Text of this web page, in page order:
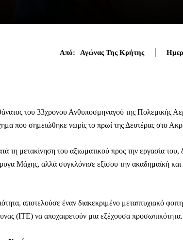
Από: Αγώνας Της Κρήτης
του 33χρονου Ανθυποσμηναγού της Πολεμικής
που σημειώθηκε νωρίς το πρωί της Δευτέρας στο
τη μετακίνηση του αξιωματικού προς την εργασία του,
Μάχης, αλλά συγκλόνισε εξίσου την ακαδημαϊκή και
αποτελούσε έναν διακεκριμένο μεταπτυχιακό
(ΙΤΕ) να αποχαιρετούν μια εξέχουσα προσωπικότητα.